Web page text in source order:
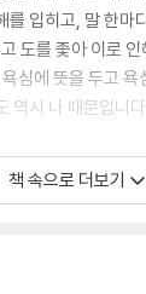
를 입히고, 말 한마
도를 좇아 이로
심에 뜻을 두고
역시 나 때문입니다.
와 부합하고, 군
책 속으로 더보기